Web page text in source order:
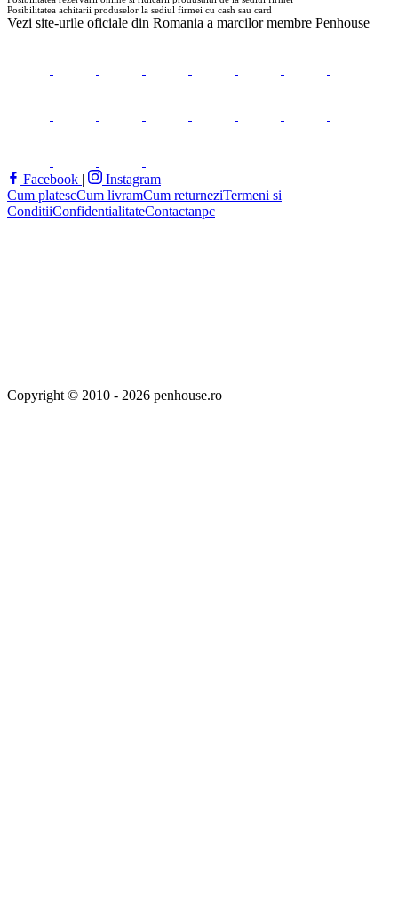
Posibilitatea achitarii produselor la sediul firmei cu cash sau card
Vezi site-urile oficiale din Romania a marcilor membre Penhouse
Facebook |
Instagram
Cum platescCum livramCum returneziTermeni si
ConditiiConfidentialitateContactanpc
Copyright © 2010 - 2026 penhouse.ro